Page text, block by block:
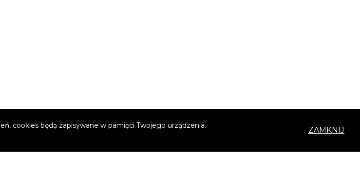
cookies będą zapisywane w pamięci Twojego urządzenia.
ZAMKNIJ